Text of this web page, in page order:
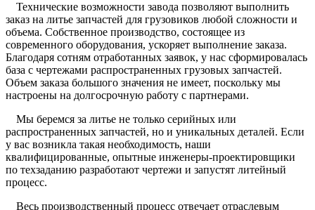
Технические возможности завода позволяют выполнить
заказ на литье запчастей для грузовиков любой сложности и
объема. Собственное производство, состоящее из
современного оборудования, ускоряет выполнение заказа.
Благодаря сотням отработанных заявок, у нас сформировалась
база с чертежами распространенных грузовых запчастей.
Объем заказа большого значения не имеет, поскольку мы
настроены на долгосрочную работу с партнерами.
Мы беремся за литье не только серийных или
распространенных запчастей, но и уникальных деталей. Если
у вас возникла такая необходимость, наши
квалифицированные, опытные инженеры-проектировщики
по техзаданию разработают чертежи и запустят литейный
процесс.
Весь производственный процесс отвечает отраслевым